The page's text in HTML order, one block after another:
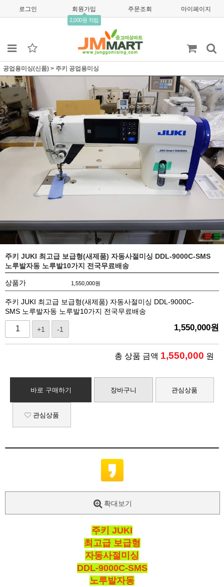
로그인 회원가입
2,000원 적립
주문조회 마이페이지
공업용미싱(신품) > 주키 공업용미싱
주키 JUKI 최고급 보급형(새제품) 자동사절미싱 DDL-9000C-SMS
노루발자동 노루발10가지 전국무료배송
상품가 1,550,000원
주키 JUKI 최고급 보급형(새제품) 자동사절미싱 DDL-9000C-
SMS 노루발자동 노루발10가지 전국무료배송
+1 -1 1,550,000원
총 상품 금액 1,550,000 원
바로 구매하기 장바구니 관심상품
관심상품
확대보기
주키 JUKI
최고급 보급형
자동사절미싱
DDL-9000C-SMS
노루발자동